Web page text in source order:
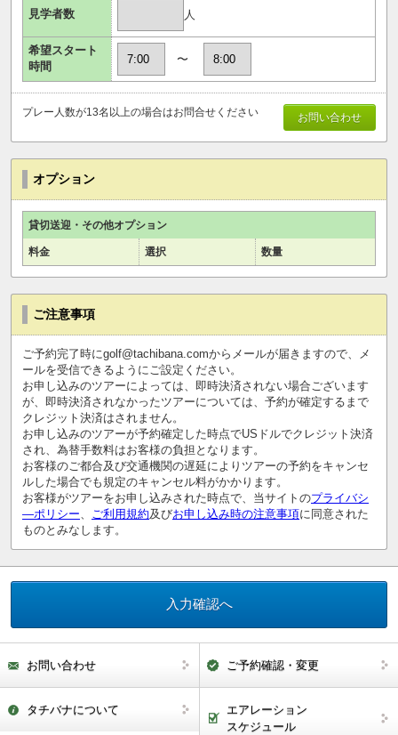
見学者数 人
希望スタート
時間
〜
お問い合わせ
プレー人数が13名以上の場合はお問合せください
オプション
貸切送迎・その他オプション
料金 選択 数量
ご注意事項
ご予約完了時にgolf@tachibana.comからメールが届きますので、メ
ールを受信できるようにご設定ください。
お申し込みのツアーによっては、即時決済されない場合ございます
が、即時決済されなかったツアーについては、予約が確定するまで
クレジット決済はされません。
お申し込みのツアーが予約確定した時点でUSドルでクレジット決済
され、為替手数料はお客様の負担となります。
お客様のご都合及び交通機関の遅延によりツアーの予約をキャンセ
ルした場合でも規定のキャンセル料がかかります。
お客様がツアーをお申し込みされた時点で、当サイトのプライバシ
―ポリシー
ご利用規約及びお申し込み時の注意事項に同意された
ものとみなします。
お問い合わせ ご予約確認・変更
タチバナについて
エアレーション
スケジュール